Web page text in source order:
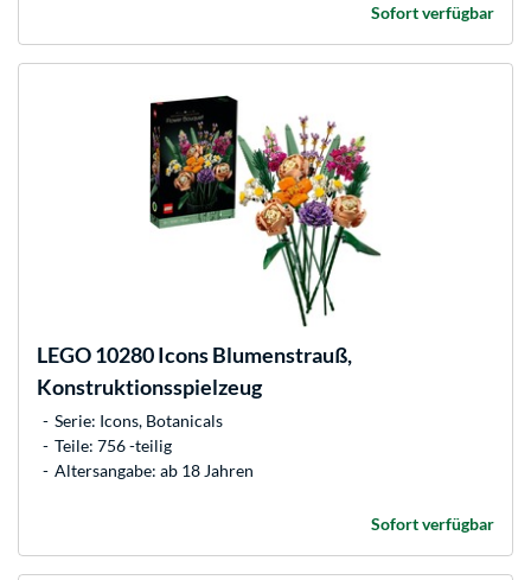
Sofort verfügbar
LEGO10280 Icons Blumenstrauß,
Konstruktionsspielzeug
Serie: Icons, Botanicals
Teile: 756 -teilig
Altersangabe: ab 18 Jahren
Sofort verfügbar